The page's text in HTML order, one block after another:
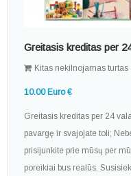
Greitasis kreditas per
Kitas nekilnojamas turtas
10.00 Euro €
Greitasis kreditas per 24
pavargę ir svajojate toli;
prisijunkite prie mūsų per
poreikiai bus realūs.